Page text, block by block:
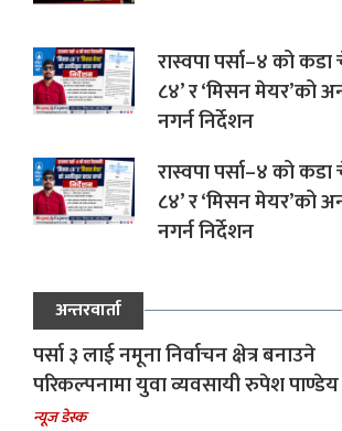
रास्वपा पर्सा–४ को
८४’ र ‘मिसन मेयर’को
नगर्न निर्देशन
रास्वपा पर्सा–४ को
८४’ र ‘मिसन मेयर’को
नगर्न निर्देशन
अन्तरवार्ता
पर्सा ३ लाई नमूना निर्वाचन क्षेत्र बनाउने
परिकल्पनामा युवा व्यवसायी रुपेश पाण्डेय
न्यूज डेस्क